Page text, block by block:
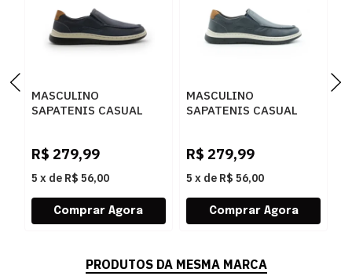
MASCULINO
SAPATENIS CASUAL
R$ 279,99
5 x de R$ 56,00
MASCULINO
SAPATENIS CASUAL
R$ 279,99
5 x de R$ 56,00
PRODUTOS DA MESMA MARCA